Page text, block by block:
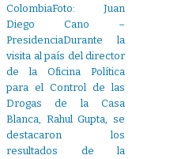
ColombiaFoto: Juan
Diego Cano –
PresidenciaDurante la
visita al país del director
de la Oficina Política
para el Control de las
Drogas de la Casa
Blanca, Rahul Gupta, se
destacaron los
resultados de la